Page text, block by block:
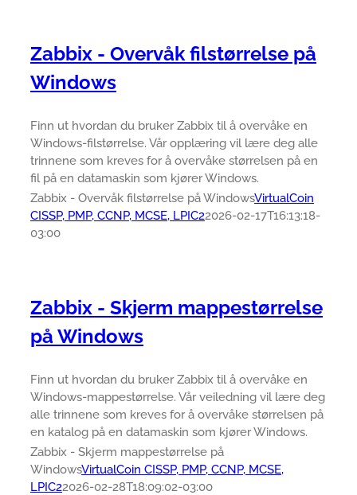
Zabbix - Overvåk filstørrelse på
Windows
Finn ut hvordan du bruker Zabbix til å overvåke en
Windows-filstørrelse. Vår opplæring vil lære deg alle
trinnene som kreves for å overvåke størrelsen på en
fil på en datamaskin som kjører Windows.
Zabbix - Overvåk filstørrelse på WindowsVirtualCoin
CISSP, PMP, CCNP, MCSE, LPIC22026-02-17T16:13:18-
03:00
Zabbix - Skjerm mappestørrelse
på Windows
Finn ut hvordan du bruker Zabbix til å overvåke en
Windows-mappestørrelse. Vår veiledning vil lære deg
alle trinnene som kreves for å overvåke størrelsen på
en katalog på en datamaskin som kjører Windows.
Zabbix - Skjerm mappestørrelse på
WindowsVirtualCoin CISSP, PMP, CCNP, MCSE,
LPIC22026-02-28T18:09:02-03:00